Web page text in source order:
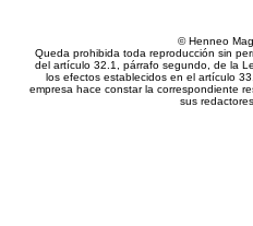
del artículo 32.1, párrafo segundo, de la
los efectos establecidos en el artículo
empresa hace constar la correspondiente
sus